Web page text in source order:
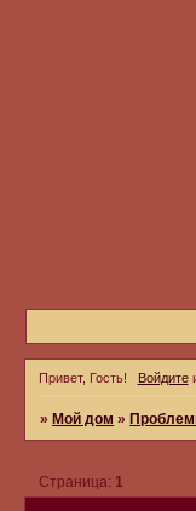
Привет, Гость! Войдите
» Мой дом »
Страница: 1